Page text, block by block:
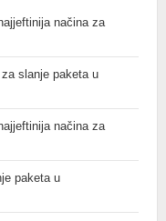
načina za
slanje paketa u
načina za
paketa u